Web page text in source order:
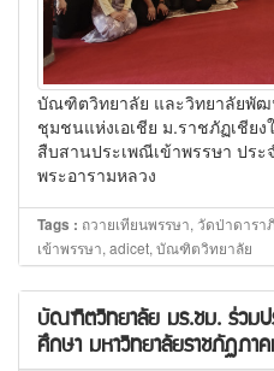
บัณฑิตวิทยาลัย และวิทยาลัยพัฒ
ชุมชนแห่งเอเชีย ม.ราชภัฏเชีย
สืบสานประเพณีเข้าพรรษา ปร
พระอารามหลวง
Tags : ถวายเทียนพรรษา, วัดป่าดาร
เข้าพรรษา, adicet, บัณฑิตวิทยาลัย
บัณฑิตวิทยาลัย มร.ชม. ร่วมป
ศึกษา มหาวิทยาลัยราชภัฏภา